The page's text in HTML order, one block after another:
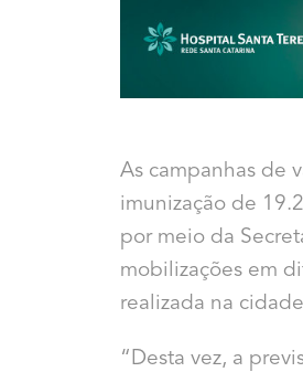
As campanhas de
imunização de
por meio da
mobilizações em
realizada na
“Desta vez, a